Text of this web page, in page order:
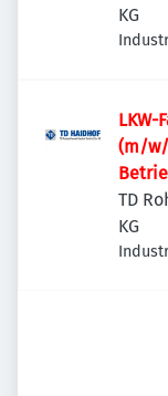
KG
LKW-
(m/w/
TD
KG